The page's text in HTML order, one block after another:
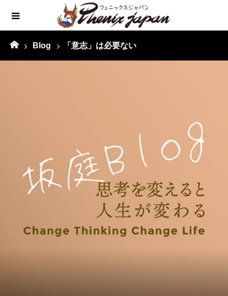
Blog 「意志」は必要ない